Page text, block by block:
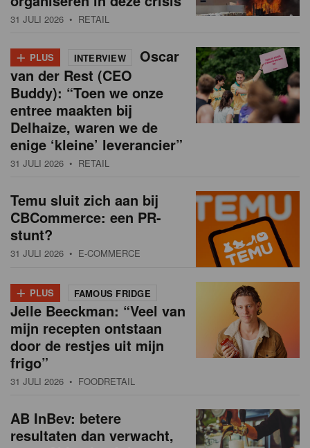
31 JULI 2026 • RETAIL
+ PLUS INTERVIEW
Oscar
van der Rest (CEO
Buddy): “Toen we onze
entree maakten bij
Delhaize, waren we de
enige ‘kleine’ leverancier”
31 JULI 2026 • RETAIL
Temu sluit zich aan bij
CBCommerce: een PR-
stunt?
31 JULI 2026 • E-COMMERCE
+ PLUS FAMOUS FRIDGE
Jelle Beeckman: “Veel van
mijn recepten ontstaan
door de restjes uit mijn
frigo”
31 JULI 2026 • FOODRETAIL
AB InBev: betere
resultaten dan verwacht,